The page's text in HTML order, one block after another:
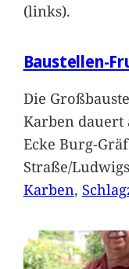
(links).
Baustellen-
Die
Karben dauert
Ecke Burg-
Straße/
Karben,